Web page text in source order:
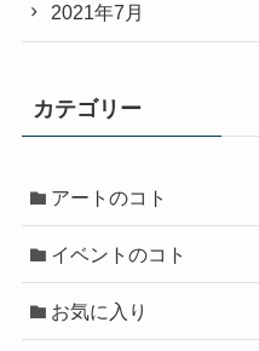
2021年7月
カテゴリー
アートのコト
イベントのコト
お気に入り